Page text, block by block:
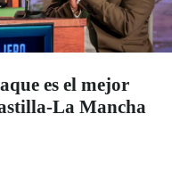
es el mejor
La Mancha